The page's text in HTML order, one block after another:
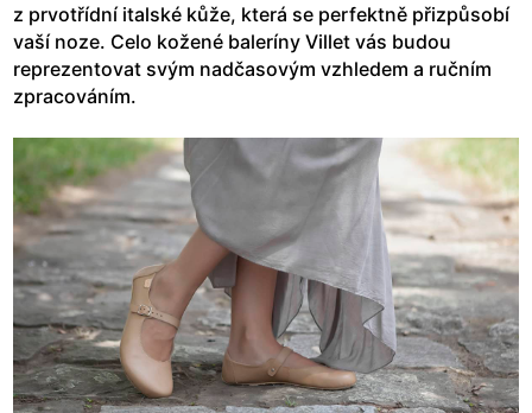
z prvotřídní italské kůže, která se perfektně přizpůsobí
vaší noze. Celo kožené baleríny Villet vás budou
reprezentovat svým nadčasovým vzhledem a ručním
zpracováním.